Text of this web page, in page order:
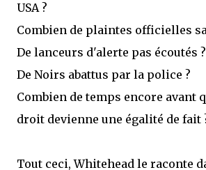
USA ?
Combien de plaintes officielles
De lanceurs d'alerte pas écoutés ?
De Noirs abattus par la police ?
Combien de temps encore avant
droit devienne une égalité de fait
Tout ceci, Whitehead le raconte